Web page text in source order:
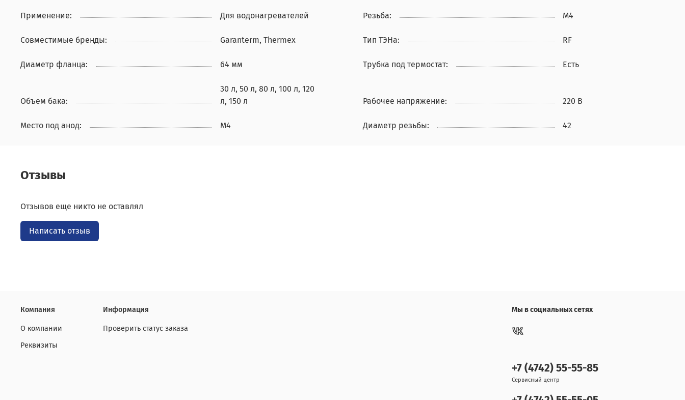
Применение: Для водонагревателей Резьба: М4
Совместимые бренды: Garanterm, Thermex Тип ТЭНа: RF
Диаметр фланца: 64 мм Трубка под термостат: Есть
Объем бака:
30 л, 50 л, 80 л, 100 л, 120
л, 150 л
Рабочее напряжение: 220 В
Место под анод: М4 Диаметр резьбы: 42
Отзывы
Отзывов еще никто не оставлял
Написать отзыв
Компания
О компании
Реквизиты
Информация
Проверить статус заказа
Мы в социальных сетях
+7 (4742) 55-55-85
Сервисный центр